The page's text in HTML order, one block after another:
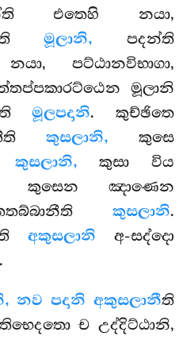
එතෙහි නයා,
මූලානි, පදන්ති
පට්ඨානවිභාගා,
මූලානි
මූලපදානි. කුච්ඡිතෙ
කුසලානි, කුසෙ
කුසලානි, කුසා විය
කුසෙන ඤාණෙන
කුසලානි.
අකුසලානි අ-සද්දො
නව පදානි අකුසලානීති
ච උද්දිට්ඨානි,